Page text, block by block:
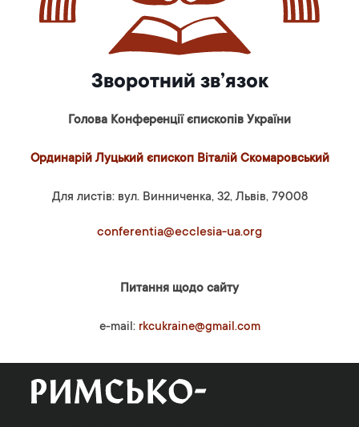
Зворотний зв’язок
Голова Конференції єпископів України
Ординарій Луцький єпископ Віталій Скомаровський
Для листів: вул. Винниченка, 32, Львів, 79008
conferentia@ecclesia-ua.org
Питання щодо сайту
e-mail: rkcukraine@gmail.com